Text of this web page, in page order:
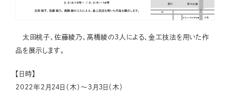
太田桃子、佐藤綾乃、髙橋綾の3人による、金工技法を用いた作
品を展示します。
【日時】
2022年2月24日（木）～3月3日（木）